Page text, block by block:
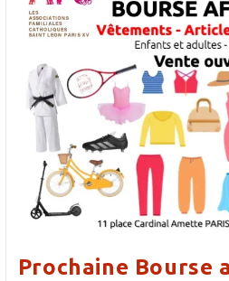
Prochaine Bourse